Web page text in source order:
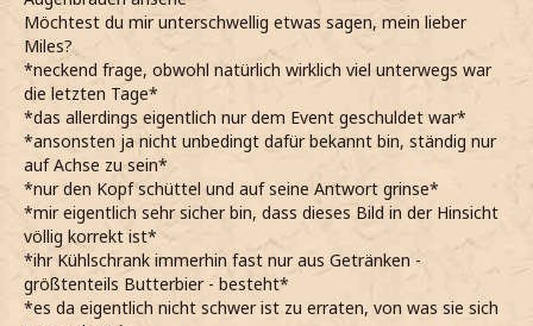
Möchtest du mir unterschwellig etwas sagen, mein lieber
Miles?
*neckend frage, obwohl natürlich wirklich viel unterwegs war
die letzten Tage*
*das allerdings eigentlich nur dem Event geschuldet war*
*ansonsten ja nicht unbedingt dafür bekannt bin, ständig nur
auf Achse zu sein*
*nur den Kopf schüttel und auf seine Antwort grinse*
*mir eigentlich sehr sicher bin, dass dieses Bild in der Hinsicht
völlig korrekt ist*
*ihr Kühlschrank immerhin fast nur aus Getränken -
größtenteils Butterbier - besteht*
*es da eigentlich nicht schwer ist zu erraten, von was sie sich